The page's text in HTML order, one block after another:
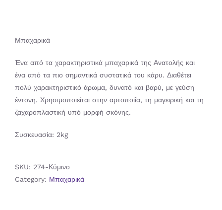
Μπαχαρικά
Ένα από τα χαρακτηριστικά μπαχαρικά της Ανατολής και
ένα από τα πιο σημαντικά συστατικά του κάρυ. Διαθέτει
πολύ χαρακτηριστικό άρωμα, δυνατό και βαρύ, με γεύση
έντονη. Χρησιμοποιείται στην αρτοποιΐα, τη μαγειρική και τη
ζαχαροπλαστική υπό μορφή σκόνης.
Συσκευασία: 2kg
SKU: 274-Κύμινο
Category: Μπαχαρικά